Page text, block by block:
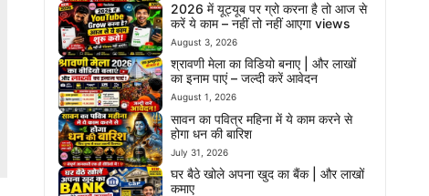
2026 में यूट्यूब पर ग्रो करना है तो आज से
करें ये काम – नहीं तो नहीं आएगा views
August 3, 2026
श्रावणी मेला का विडियो बनाए | और लाखों
का इनाम पाएं – जल्दी करें आवेदन
August 1, 2026
सावन का पवित्र महिना में ये काम करने से
होगा धन की बारिश
July 31, 2026
घर बैठे खोले अपना खुद का बैंक | और लाखों
कमाए